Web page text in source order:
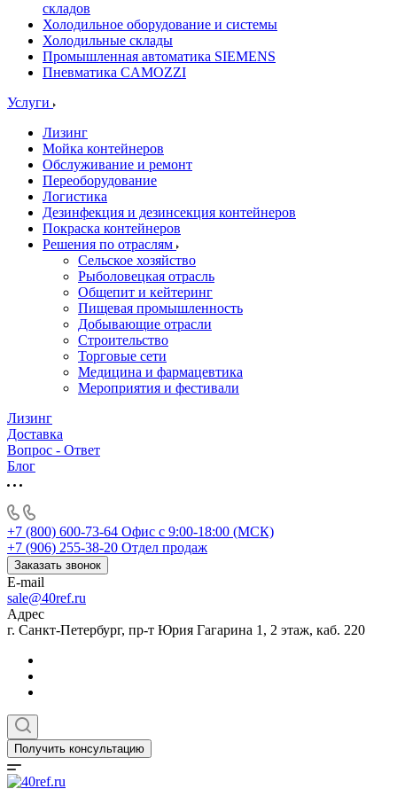
складов
Холодильное оборудование и системы
Холодильные склады
Промышленная автоматика SIEMENS
Пневматика CAMOZZI
Услуги
Лизинг
Мойка контейнеров
Обслуживание и ремонт
Переоборудование
Логистика
Дезинфекция и дезинсекция контейнеров
Покраска контейнеров
Решения по отраслям
Сельское хозяйство
Рыболовецкая отрасль
Общепит и кейтеринг
Пищевая промышленность
Добывающие отрасли
Строительство
Торговые сети
Медицина и фармацевтика
Мероприятия и фестивали
Лизинг
Доставка
Вопрос - Ответ
Блог
+7 (800) 600-73-64 Офис с 9:00-18:00 (МСК)
+7 (906) 255-38-20 Отдел продаж
Заказать звонок
E-mail
sale@40ref.ru
Адрес
г. Санкт-Петербург, пр-т Юрия Гагарина 1, 2 этаж, каб. 220
Получить консультацию